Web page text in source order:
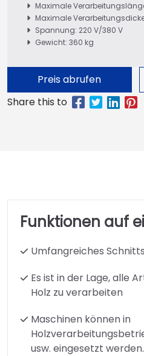
Maximale
Maximale
Spannung: 220 V/380 V
Gewicht: 360 kg
Preis abrufen
Funktionen auf
Umfangreiches
Es ist in der Lage, alle
Holz zu verarbeiten
Maschinen können in
usw. eingesetzt werden.